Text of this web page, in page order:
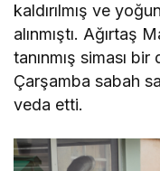
kaldırılmış ve
alınmıştı. Ağırtaş
tanınmış siması
Çarşamba sabah
veda etti.